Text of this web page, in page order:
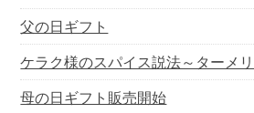
父の日ギフト
ケラク様のスパイス説法～ターメ
母の日ギフト販売開始